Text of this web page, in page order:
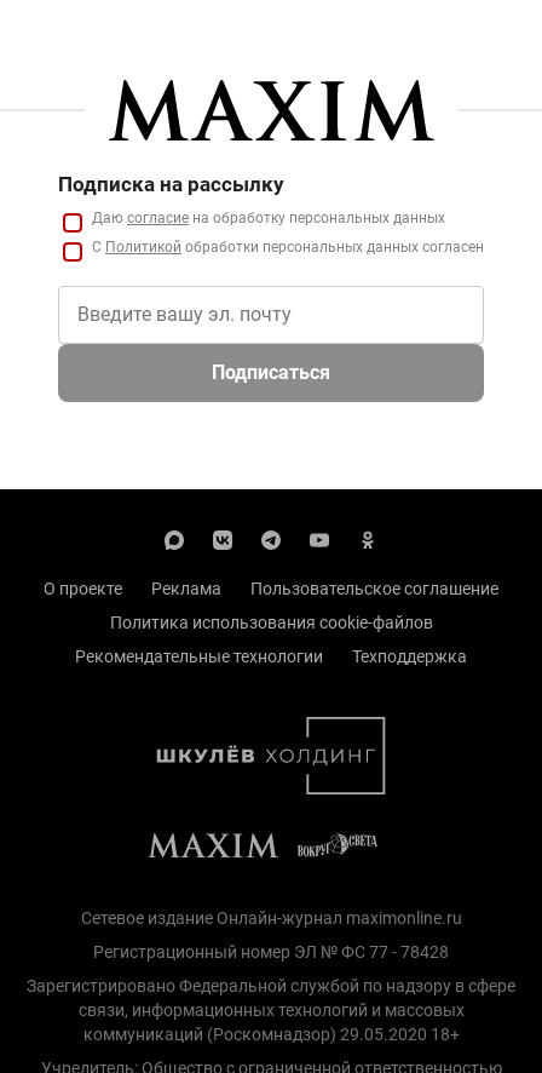
Подписка на рассылку
Даю согласие на обработку персональных данных
С Политикой обработки персональных данных согласен
Подписаться
О проекте Реклама
Пользовательское соглашение
Политика использования cookie-файлов
Рекомендательные технологии
Техподдержка
Сетевое издание Онлайн-журнал maximonline.ru
Регистрационный номер ЭЛ № ФС 77 - 78428
Зарегистрировано Федеральной службой по надзору в сфере
связи, информационных технологий и массовых
коммуникаций (Роскомнадзор) 29.05.2020 18+
Учредитель: Общество с ограниченной ответственностью